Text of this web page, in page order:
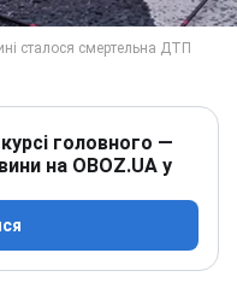
головного —
на OBOZ.UA у